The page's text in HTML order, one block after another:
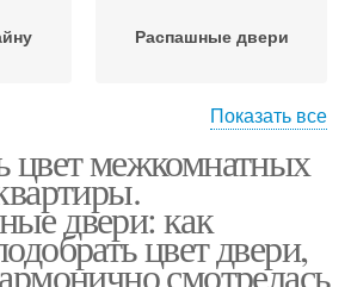
Распашные двери
Раскладные двери
Показать все
цвет межкомнатных
двери: как
цвет двери,
смотрелась